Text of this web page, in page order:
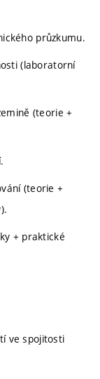
průzkumu.
(laboratorní
(teorie +
(teorie +
+ praktické
ve spojitosti